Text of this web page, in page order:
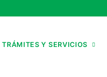
TRÁMITES Y SERVICIOS